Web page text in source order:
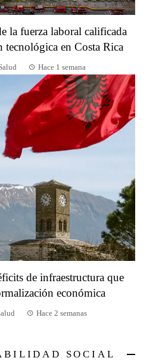
la fuerza laboral calificada
tecnológica en Costa Rica
Hace 1 semana
de infraestructura que
económica
Hace 2 semanas
SOCIAL